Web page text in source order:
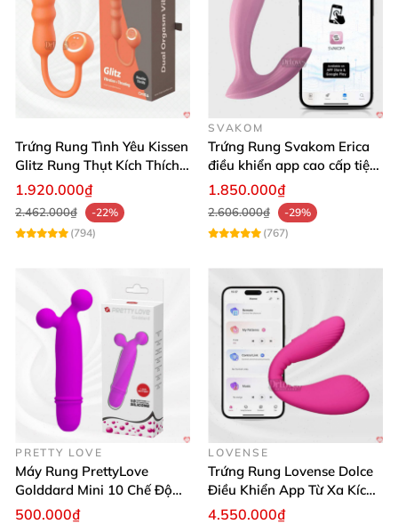
dục của bạn.
Trứng Rung Tình Yêu Kissen
Glitz Rung Thụt Kích Thích
Mua Ngay
1.920.000₫
2.462.000₫
-22%
(794)
SVAKOM
Trứng Rung Svakom Erica
điều khiển app cao cấp tiện
lợi
1.850.000₫
2.606.000₫
-29%
(767)
PRETTY LOVE
Máy Rung PrettyLove
Golddard Mini 10 Chế Độ
Kích Thích Cực Sướng
500.000₫
LOVENSE
Trứng Rung Lovense Dolce
Điều Khiển App Từ Xa Kích
Thích
4.550.000₫